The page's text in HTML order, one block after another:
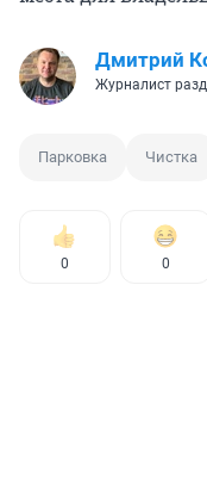
Дмитрий
Журналист
Парковка Чистка
0 0